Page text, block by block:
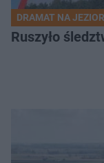
DRAMAT NA
Ruszyło